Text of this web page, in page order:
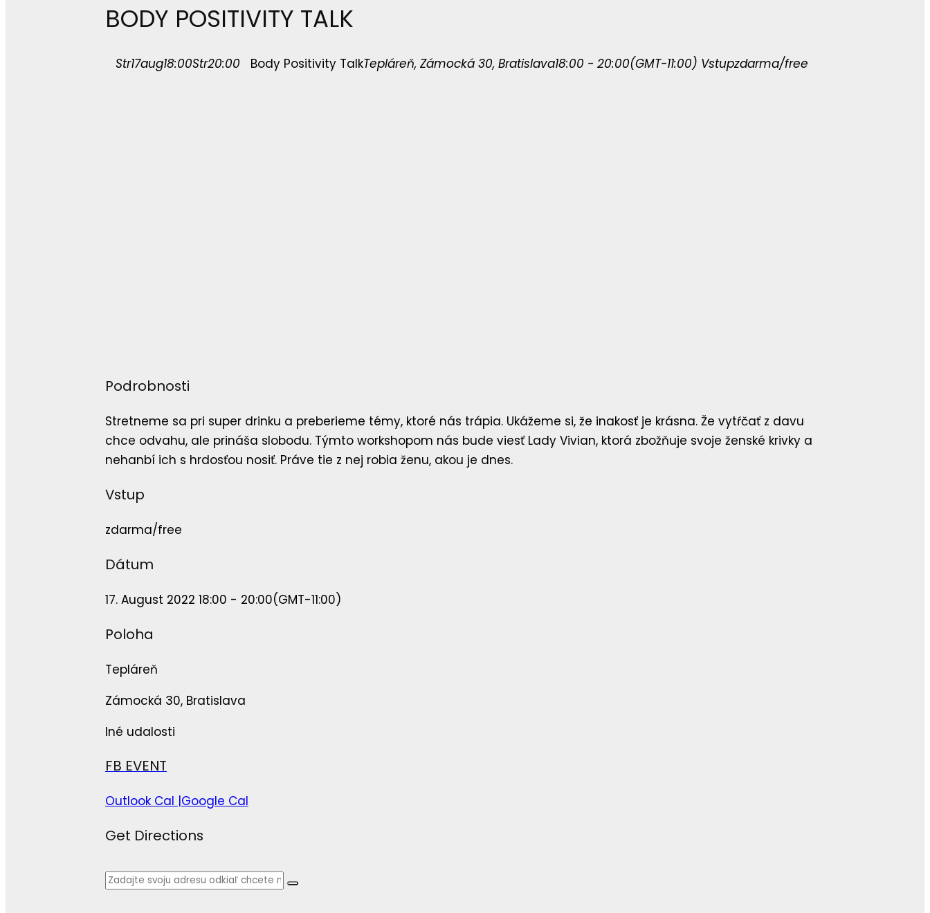
BODY POSITIVITY TALK
Str17aug18:00Str20:00 Body Positivity TalkTepláreň, Zámocká 30, Bratislava18:00 - 20:00(GMT-11:00) Vstupzdarma/free
Podrobnosti
Stretneme sa pri super drinku a preberieme témy, ktoré nás trápia. Ukážeme si, že inakosť je krásna. Že vytŕčať z davu
chce odvahu, ale prináša slobodu. Týmto workshopom nás bude viesť Lady Vivian, ktorá zbožňuje svoje ženské krivky a
nehanbí ich s hrdosťou nosiť. Práve tie z nej robia ženu, akou je dnes.
Vstup
zdarma/free
Dátum
17. August 2022 18:00 - 20:00(GMT-11:00)
Poloha
Tepláreň
Zámocká 30, Bratislava
Iné udalosti
FB EVENT
Outlook Cal |Google Cal
Get Directions